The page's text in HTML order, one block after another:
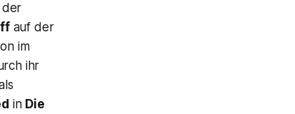
der
auf der
im
ihr
in Die